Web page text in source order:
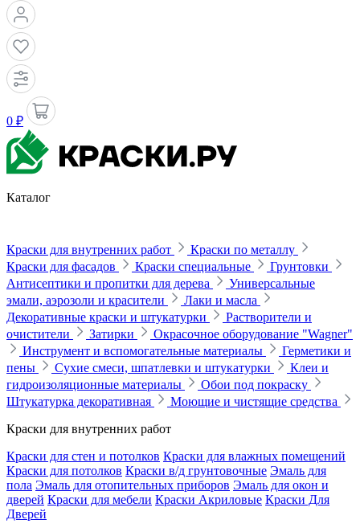
0 ₽
Каталог
Краски для внутренних работ
Краски по металлу
Краски для фасадов
Краски специальные
Грунтовки
Антисептики и пропитки для дерева
Универсальные
эмали, аэрозоли и красители
Лаки и масла
Декоративные краски и штукатурки
Растворители и
очистители
Затирки
Окрасочное оборудование "Wagner"
Инструмент и вспомогательные материалы
Герметики и
пены
Сухие смеси, шпатлевки и штукатурки
Клеи и
гидроизоляционные материалы
Обои под покраску
Штукатурка декоративная
Моющие и чистящие средства
Краски для внутренних работ
Краски для стен и потолков Краски для влажных помещений
Краски для потолков Краски в/д грунтовочные Эмаль для
пола Эмаль для отопительных приборов Эмаль для окон и
дверей Краски для мебели Краски Акриловые Краски Для
Дверей